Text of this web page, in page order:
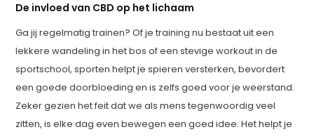
De invloed van CBD op het lichaam
Ga jij regelmatig trainen? Of je training nu bestaat uit een
lekkere wandeling in het bos of een stevige workout in de
sportschool, sporten helpt je spieren versterken, bevordert
een goede doorbloeding en is zelfs goed voor je weerstand.
Zeker gezien het feit dat we als mens tegenwoordig veel
zitten, is elke dag even bewegen een goed idee. Het helpt je